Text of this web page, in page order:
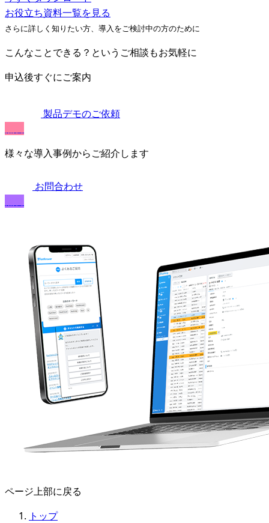
お役立ち資料一覧を見る
さらに詳しく知りたい方、導入をご検討中の方のために
こんなことできる？というご相談もお気軽に
申込後すぐにご案内
製品デモのご依頼
様々な導入事例からご紹介します
お問合わせ
ページ上部に戻る
トップ